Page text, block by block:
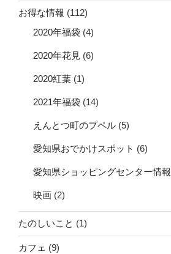
お得な情報 (112)
2020年福袋 (4)
2020年花見 (6)
2020紅葉 (1)
2021年福袋 (14)
えんとつ町のプペル (5)
愛知県おでかけスポット (6)
愛知県ショッピングセンター情報
映画 (2)
たのしいこと (1)
カフェ (9)